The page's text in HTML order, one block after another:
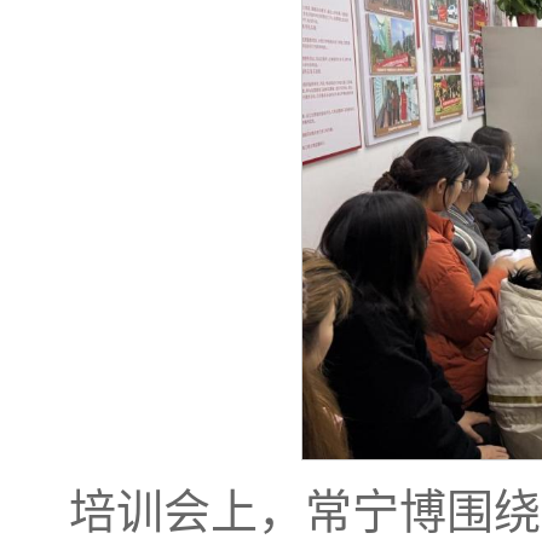
培训会上，常宁博围